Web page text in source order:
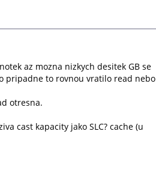
az mozna nizkych desitek GB se
pripadne to rovnou vratilo read nebo
otresna.
cast kapacity jako SLC? cache (u